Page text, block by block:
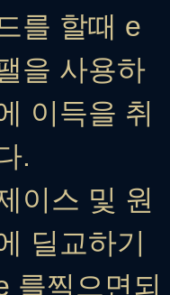
를 할때 e
을 사용하
이득을 취
.
이스 및 원
딜교하기
를찍으면되